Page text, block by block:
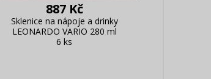
887 Kč
Sklenice na nápoje a drinky
LEONARDO VARIO 280 ml
6 ks